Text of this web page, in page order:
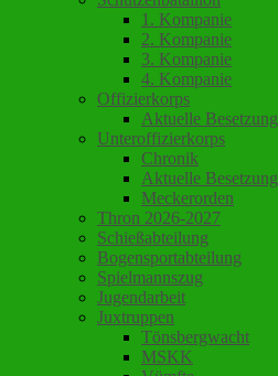
1. Kompanie
2. Kompanie
3. Kompanie
4. Kompanie
Offizierkorps
Aktuelle Besetzung
Unteroffizierkorps
Chronik
Aktuelle Besetzung
Meckerorden
Thron 2026-2027
Schießabteilung
Bogensportabteilung
Spielmannszug
Jugendarbeit
Juxtruppen
Tönsbergwacht
MSKK